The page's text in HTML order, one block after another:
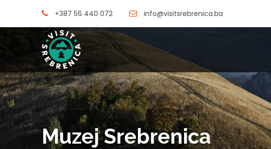
+387 56 440 072 info@visitsrebrenica.ba
Muzej Srebrenica